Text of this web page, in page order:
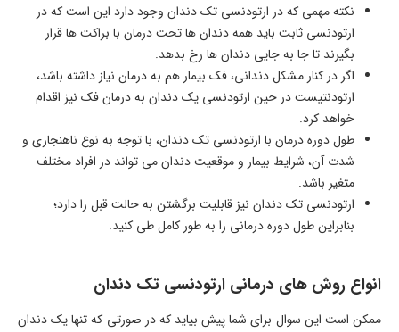
نکته مهمی که در ارتودنسی تک دندان وجود دارد این است که در
ارتودنسی ثابت باید همه دندان ها تحت درمان با براکت ها قرار
بگیرند تا جا به جایی دندان ها رخ بدهد.
اگر در کنار مشکل دندانی، فک بیمار هم به درمان نیاز داشته باشد،
ارتودنتیست در حین ارتودنسی یک دندان به درمان فک نیز اقدام
خواهد کرد.
طول دوره درمان با ارتودنسی تک دندان، با توجه به نوع ناهنجاری و
شدت آن، شرایط بیمار و موقعیت دندان می تواند در افراد مختلف
متغیر باشد.
ارتودنسی تک دندان نیز قابلیت برگشتن به حالت قبل را دارد؛
بنابراین طول دوره درمانی را به طور کامل طی کنید.
انواع روش های درمانی ارتودنسی تک دندان
ممکن است این سوال برای شما پیش بیاید که در صورتی که تنها یک دندان